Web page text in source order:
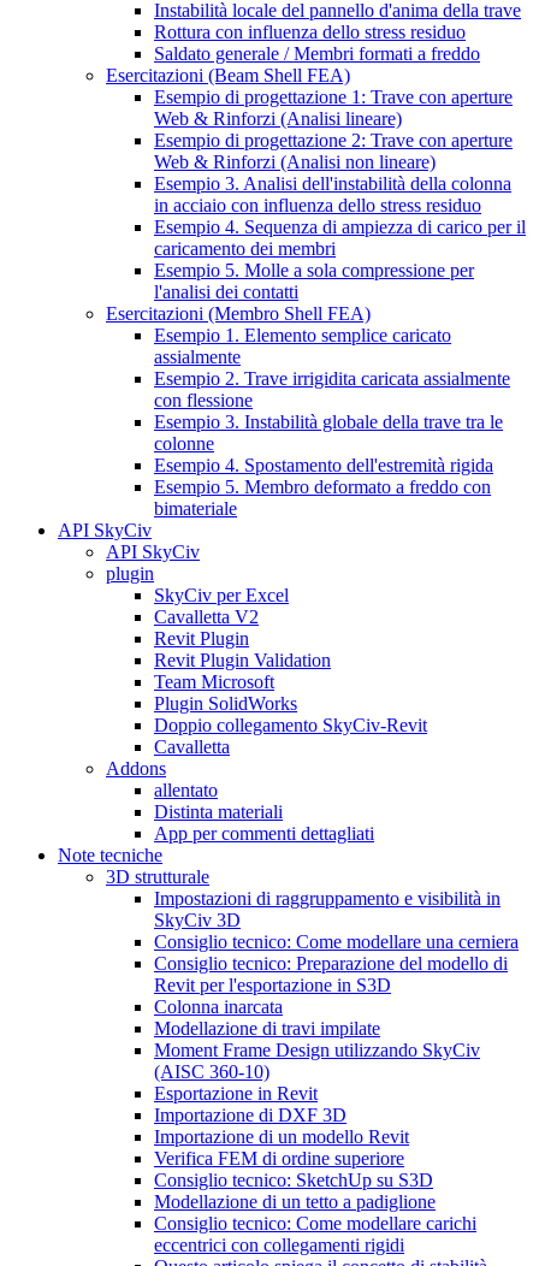
Instabilità locale del pannello d'anima della trave
Rottura con influenza dello stress residuo
Saldato generale / Membri formati a freddo
Esercitazioni (Beam Shell FEA)
Esempio di progettazione 1: Trave con aperture
Web & Rinforzi (Analisi lineare)
Esempio di progettazione 2: Trave con aperture
Web & Rinforzi (Analisi non lineare)
Esempio 3. Analisi dell'instabilità della colonna
in acciaio con influenza dello stress residuo
Esempio 4. Sequenza di ampiezza di carico per il
caricamento dei membri
Esempio 5. Molle a sola compressione per
l'analisi dei contatti
Esercitazioni (Membro Shell FEA)
Esempio 1. Elemento semplice caricato
assialmente
Esempio 2. Trave irrigidita caricata assialmente
con flessione
Esempio 3. Instabilità globale della trave tra le
colonne
Esempio 4. Spostamento dell'estremità rigida
Esempio 5. Membro deformato a freddo con
bimateriale
API SkyCiv
API SkyCiv
plugin
SkyCiv per Excel
Cavalletta V2
Revit Plugin
Revit Plugin Validation
Team Microsoft
Plugin SolidWorks
Doppio collegamento SkyCiv-Revit
Cavalletta
Addons
allentato
Distinta materiali
App per commenti dettagliati
Note tecniche
3D strutturale
Impostazioni di raggruppamento e visibilità in
SkyCiv 3D
Consiglio tecnico: Come modellare una cerniera
Consiglio tecnico: Preparazione del modello di
Revit per l'esportazione in S3D
Colonna inarcata
Modellazione di travi impilate
Moment Frame Design utilizzando SkyCiv
(AISC 360-10)
Esportazione in Revit
Importazione di DXF 3D
Importazione di un modello Revit
Verifica FEM di ordine superiore
Consiglio tecnico: SketchUp su S3D
Modellazione di un tetto a padiglione
Consiglio tecnico: Come modellare carichi
eccentrici con collegamenti rigidi